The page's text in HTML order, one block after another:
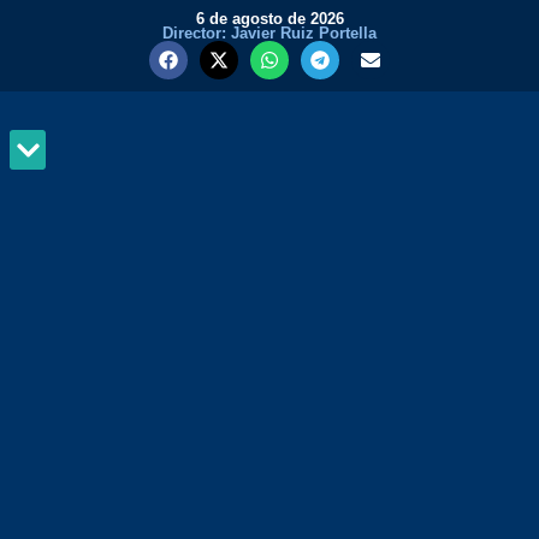
6 de agosto de 2026
Director: Javier Ruiz Portella